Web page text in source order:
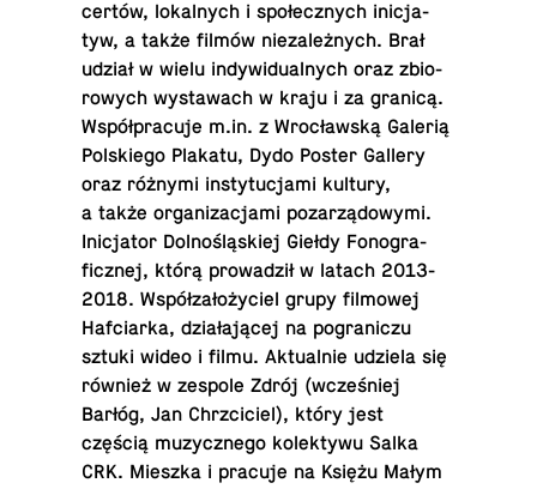
cer­tów, lo­kal­nych i spo­łecz­nych ini­cja­
tyw, a także filmów nie­za­leż­nych. Brał
udział w wielu in­dy­wi­du­al­nych oraz zbio­
ro­wych wy­sta­wach w kraju i za granicą.
Współ­pra­cu­je m.​in. z Wro­cław­ską Galerią
Pol­skie­go Plakatu, Dydo Poster Gallery
oraz różnymi in­sty­tu­cja­mi kultury,
a także or­ga­ni­za­cja­mi po­za­rzą­do­wy­mi.
Ini­cja­tor Dol­no­ślą­skiej Giełdy Fo­no­gra­
ficz­nej, którą pro­wa­dził w latach 2013-
2018. Współ­za­ło­ży­ciel grupy fil­mo­wej
Haf­ciar­ka, dzia­ła­ją­cej na po­gra­ni­czu
sztuki wideo i filmu. Ak­tu­al­nie udziela się
również w zespole Zdrój (wcze­śniej
Barłóg, Jan Chrzci­ciel), który jest
częścią mu­zycz­ne­go ko­lek­ty­wu Salka
CRK. Mieszka i pracuje na Księżu Małym